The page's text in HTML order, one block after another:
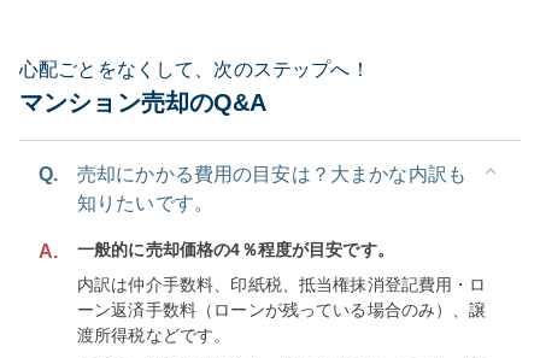
心配ごとをなくして、次のステップへ！
マンション売却のQ&A
Q.
売却にかかる費用の目安は？大まかな内訳も
知りたいです。
A.
一般的に売却価格の4％程度が目安です。
内訳は仲介手数料、印紙税、抵当権抹消登記費用・ロ
ーン返済手数料（ローンが残っている場合のみ）、譲
渡所得税などです。